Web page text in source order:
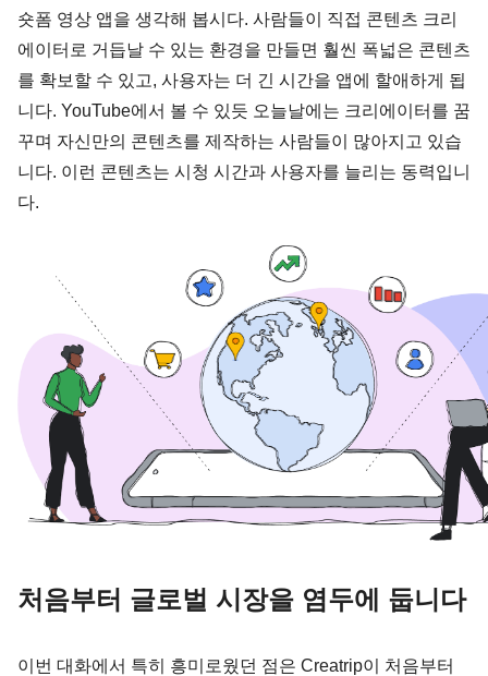
숏폼 영상 앱을 생각해 봅시다. 사람들이 직접 콘텐츠 크리
에이터로 거듭날 수 있는 환경을 만들면 훨씬 폭넓은 콘텐츠
를 확보할 수 있고, 사용자는 더 긴 시간을 앱에 할애하게 됩
니다. YouTube에서 볼 수 있듯 오늘날에는 크리에이터를 꿈
꾸며 자신만의 콘텐츠를 제작하는 사람들이 많아지고 있습
니다. 이런 콘텐츠는 시청 시간과 사용자를 늘리는 동력입니
다.
처음부터 글로벌 시장을 염두에 둡니다
이번 대화에서 특히 흥미로웠던 점은 Creatrip이 처음부터